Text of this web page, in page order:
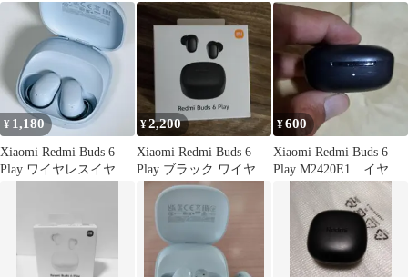
Play ★黒
¥ 1,180
Xiaomi Redmi Buds 6
Play ワイヤレスイヤホ
¥2,200
Xiaomi Redmi Buds 6
Play ブラック ワイヤレ
スイヤホン
¥600
Xiaomi Redmi Buds 6
Play M2420E1 イヤホ